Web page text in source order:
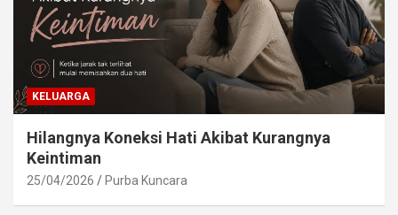
KELUARGA
Hilangnya Koneksi Hati Akibat Kurangnya
Keintiman
25/04/2026 Purba Kuncara